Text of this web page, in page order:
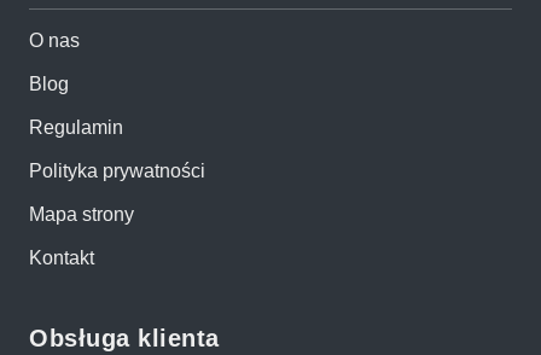
O nas
Blog
Regulamin
Polityka prywatności
Mapa strony
Kontakt
Obsługa klienta